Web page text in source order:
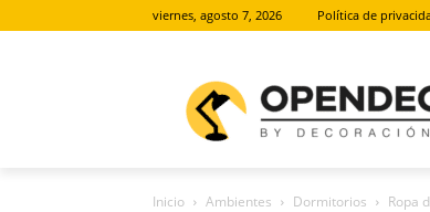
viernes, agosto 7, 2026 Política de
Inicio Ambientes Dormitorios Ropa